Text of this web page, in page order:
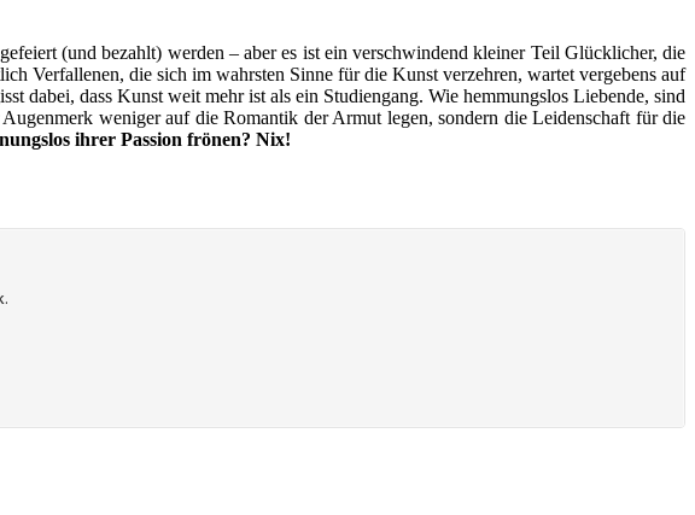
(und bezahlt) wer­den – aber es ist ein ver­schwin­dend klei­ner Teil Glück­li­cher, die
Ver­fal­le­nen, die sich im wahrs­ten Sin­ne für die Kunst ver­zeh­ren, war­tet ver­ge­bens auf
dabei, dass Kunst weit mehr ist als ein Stu­di­en­gang. Wie hem­mungs­los Lie­ben­de, sind
weni­ger auf die Roman­tik der Armut legen, son­dern die Lei­den­schaft für die
ihrer Pas­si­on frö­nen? Nix!